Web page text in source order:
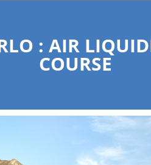
: AIR
COURSE